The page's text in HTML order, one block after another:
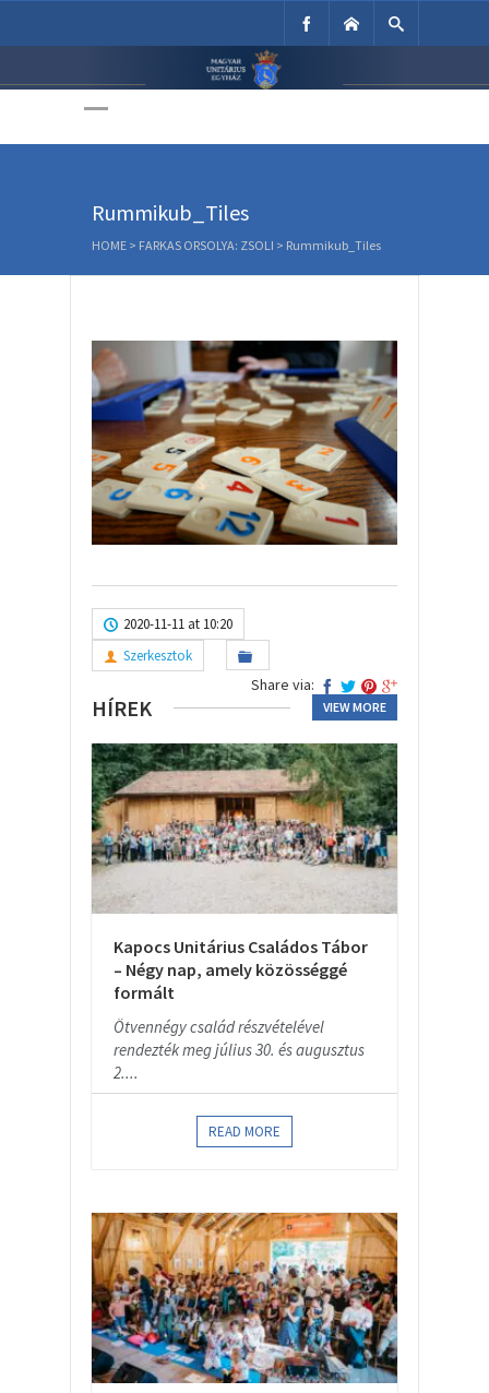
Unitárius Egyház
Rummikub_Tiles
HOME > FARKAS ORSOLYA: ZSOLI > Rummikub_Tiles
2020-11-11 at 10:20
Szerkesztok
Share via:
HÍREK VIEW MORE
Kapocs Unitárius Családos Tábor
– Négy nap, amely közösséggé
formált
Ötvennégy család részvételével
rendezték meg július 30. és augusztus
2....
READ MORE